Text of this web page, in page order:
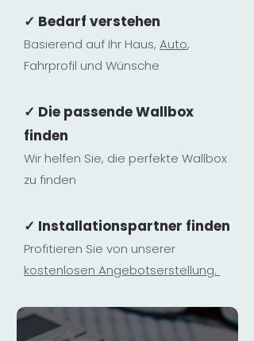
✓ Bedarf verstehen
Basierend auf Ihr Haus, Auto,
Fahrprofil und Wünsche
✓ Die passende Wallbox
finden
Wir helfen Sie, die perfekte Wallbox
zu finden
✓ Installationspartner finden
Profitieren Sie von unserer
kostenlosen Angebotserstellung.